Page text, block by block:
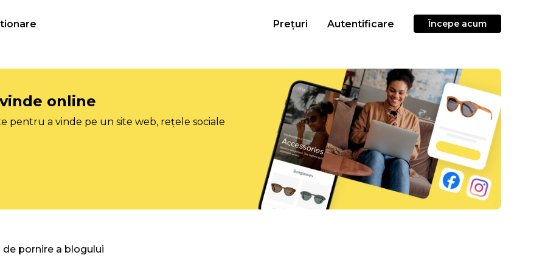
Prețuri Autentificare Începe acum
online
pentru a vinde pe un site web, rețele sociale
de pornire a blogului